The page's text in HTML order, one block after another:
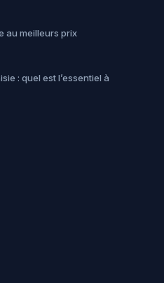
au meilleurs prix
: quel est l’essentiel à